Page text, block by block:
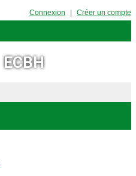
Connexion Créer un compte
ECBH